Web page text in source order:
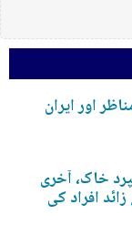
اور ایران
خاک، آخری
سے زائد افراد کی